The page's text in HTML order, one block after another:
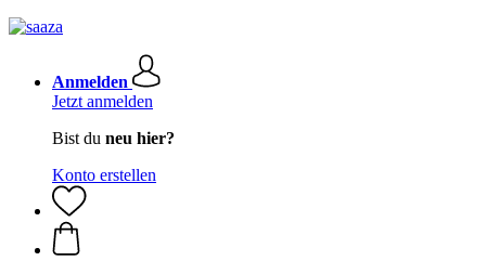
Anmelden
Jetzt anmelden
Bist du neu hier?
Konto erstellen